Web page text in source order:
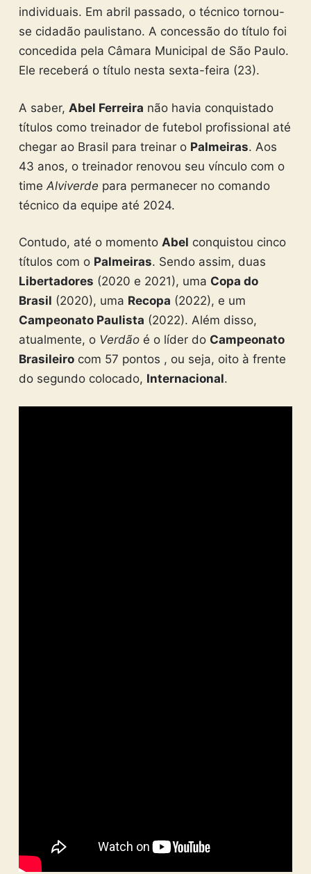
individuais. Em abril passado, o técnico tornou-
se cidadão paulistano. A concessão do título foi
concedida pela Câmara Municipal de São Paulo.
Ele receberá o título nesta sexta-feira (23).
A saber, Abel Ferreira não havia conquistado
títulos como treinador de futebol profissional até
chegar ao Brasil para treinar o Palmeiras. Aos
43 anos, o treinador renovou seu vínculo com o
time Alviverde para permanecer no comando
técnico da equipe até 2024.
Contudo, até o momento Abel conquistou cinco
títulos com o Palmeiras. Sendo assim, duas
Libertadores (2020 e 2021), uma Copa do
Brasil (2020), uma Recopa (2022), e um
Campeonato Paulista (2022). Além disso,
atualmente, o Verdãoé o líder do Campeonato
Brasileirocom 57 pontos , ou seja, oito à frente
do segundo colocado, Internacional.